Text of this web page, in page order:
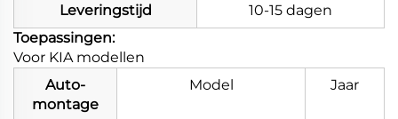
Leveringstijd
10-15 dagen
Toepassingen:
Voor KIA modellen
Auto-
montage
Model Jaar